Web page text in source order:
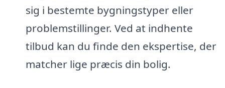
sig i bestemte bygningstyper eller
problemstillinger. Ved at indhente
tilbud kan du finde den ekspertise, der
matcher lige præcis din bolig.